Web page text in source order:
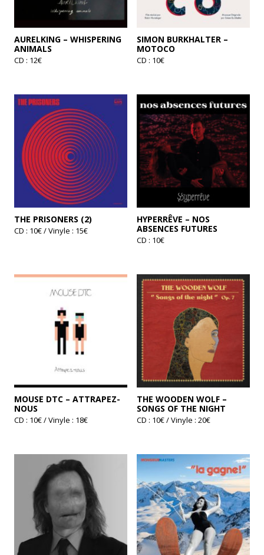
AURELKING – WHISPERING
ANIMALS
CD : 12€
SIMON BURKHALTER –
MOTOCO
CD : 10€
THE PRISONERS (2)
CD : 10€ / Vinyle : 15€
variations.
HYPERRÊVE – NOS
ABSENCES FUTURES
CD : 10€
MOUSE DTC – ATTRAPEZ-
NOUS
CD : 10€ / Vinyle : 18€
plusieurs
variations.
options
peuvent
choisies
du
produit
THE WOODEN WOLF –
SONGS OF THE NIGHT
CD : 10€ / Vinyle : 20€
plusieurs
variations.
Les
options
peuvent
être
choisies
sur
la
page
du
produit